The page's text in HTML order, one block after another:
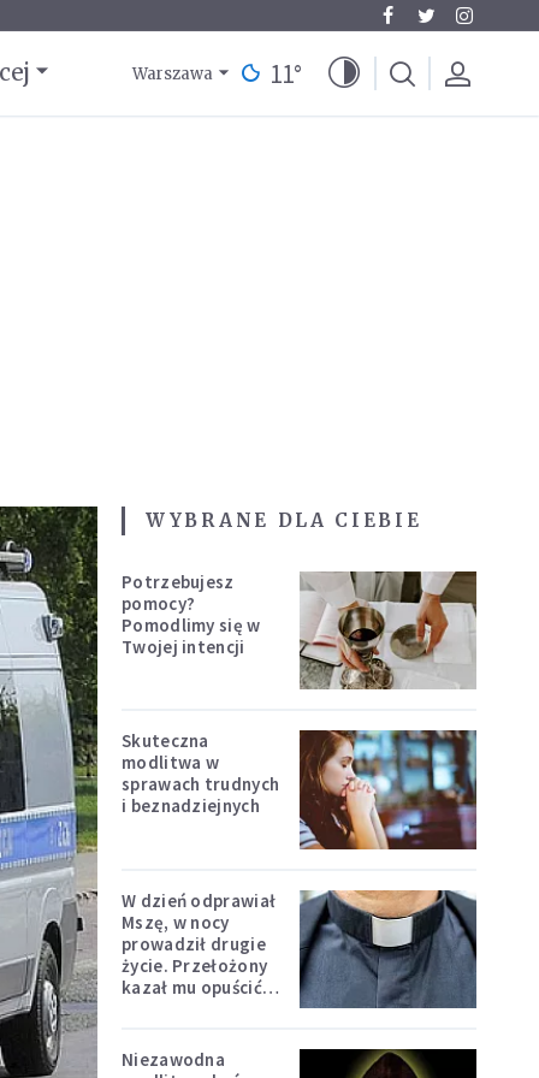
Warszawa 11°
WYBRANE DLA CIEBIE
Potrzebujesz
pomocy?
Pomodlimy się w
Twojej intencji
Skuteczna
modlitwa w
sprawach trudnych
i beznadziejnych
W dzień odprawiał
Mszę, w nocy
prowadził drugie
życie. Przełożony
kazał mu opuścić
Niezawodna